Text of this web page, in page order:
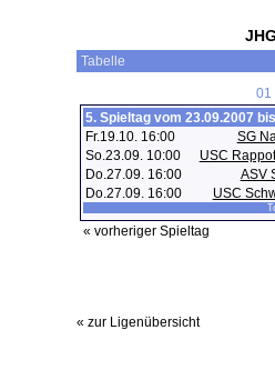
Tabelle
01
5. Spieltag vom 23.09.2007
Fr.19.10. 16:00
SG
So.23.09. 10:00
USC
Do.27.09. 16:00
ASV
Do.27.09. 16:00
USC
« vorheriger Spieltag
« zur Ligenübersicht